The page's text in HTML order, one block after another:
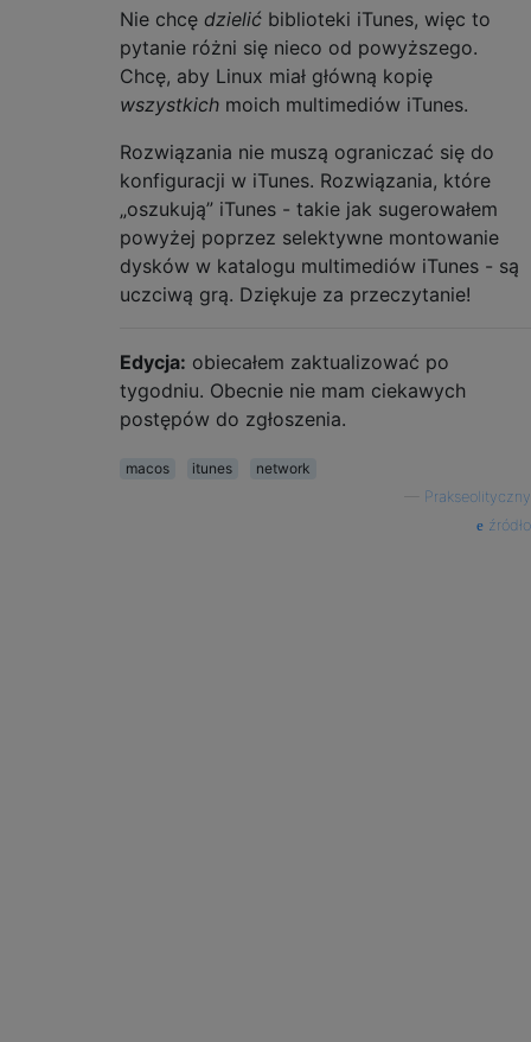
Nie chcę dzielić biblioteki iTunes, więc to
pytanie różni się nieco od powyższego.
Chcę, aby Linux miał główną kopię
wszystkich moich multimediów iTunes.
Rozwiązania nie muszą ograniczać się do
konfiguracji w iTunes. Rozwiązania, które
„oszukują” iTunes - takie jak sugerowałem
powyżej poprzez selektywne montowanie
dysków w katalogu multimediów iTunes - są
uczciwą grą. Dziękuje za przeczytanie!
Edycja: obiecałem zaktualizować po
tygodniu. Obecnie nie mam ciekawych
postępów do zgłoszenia.
macos itunes
network
Prakseolityczny
źródło